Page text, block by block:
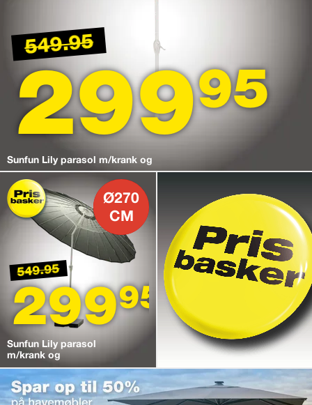
549.95
29995
Sunfun Lily parasol m/krank og
549.95
29995
Sunfun Lily parasol
m/krank og
Ø270
CM